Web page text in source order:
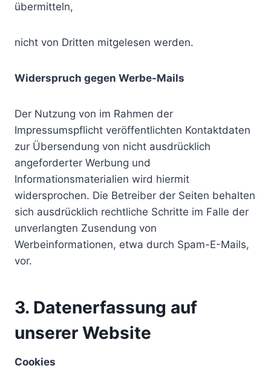
übermitteln,
nicht von Dritten mitgelesen werden.
Widerspruch gegen Werbe-Mails
Der Nutzung von im Rahmen der
Impressumspflicht veröffentlichten Kontaktdaten
zur Übersendung von nicht ausdrücklich
angeforderter Werbung und
Informationsmaterialien wird hiermit
widersprochen. Die Betreiber der Seiten behalten
sich ausdrücklich rechtliche Schritte im Falle der
unverlangten Zusendung von
Werbeinformationen, etwa durch Spam-E-Mails,
vor.
3. Datenerfassung auf
unserer Website
Cookies